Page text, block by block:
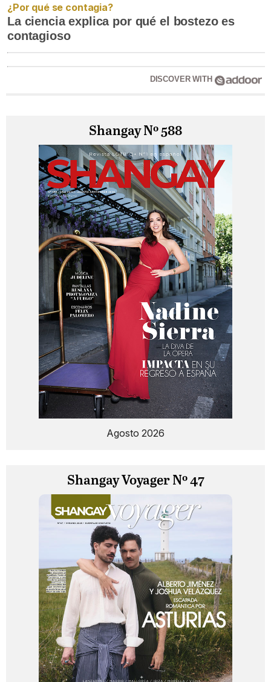
¿Por qué se contagia?
La ciencia explica por qué el bostezo es
contagioso
DISCOVER WITH
Shangay Nº 588
Agosto 2026
Shangay Voyager Nº 47